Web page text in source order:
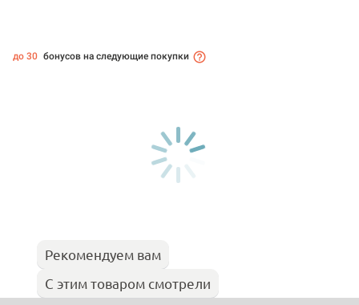
до 30 бонусов на следующие покупки
Рекомендуем вам
С этим товаром смотрели